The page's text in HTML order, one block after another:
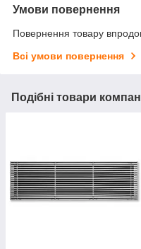
Умови повернення
Повернення товару
Всі умови повернення
Подібні товари